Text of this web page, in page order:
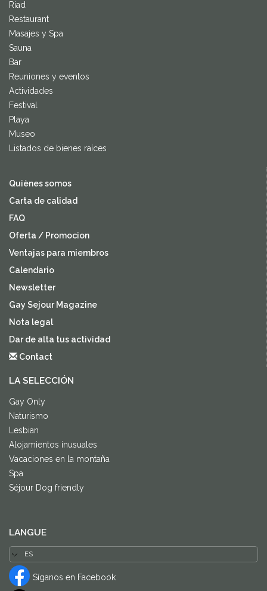
Riad
Restaurant
Masajes y Spa
Sauna
Bar
Reuniones y eventos
Actividades
Festival
Playa
Museo
Listados de bienes raíces
Quiènes somos
Carta de calidad
FAQ
Oferta / Promocion
Ventajas para miembros
Calendario
Newsletter
Gay Sejour Magazine
Nota legal
Dar de alta tus actividad
Contact
LA SELECCIÓN
Gay Only
Naturismo
Lesbian
Alojamientos inusuales
Vacaciones en la montaña
Spa
Séjour Dog friendly
LANGUE
Síganos en Facebook